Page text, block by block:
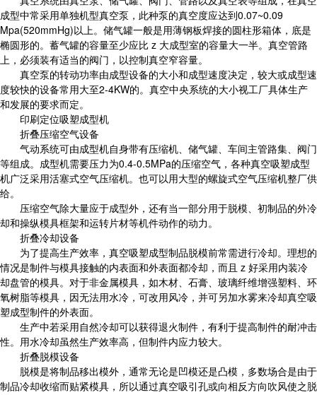
成型中常采用单独机型真空泵，此种泵的真空度应达到0.07~0.09
Mpa(520mmHg)以上。储气罐一般是用薄钢板焊接的圆柱形箱体，底是
椭圆形的。蓄气罐的容量至少应比 z 大成型室的容量大一半。真空管路
上，必须装有适当的阀门，以控制真空窄容量。
真空泵的转动功率由成型设备的大小和成型速度决定，较大或成型速
度较快的设备常用大至2-4KW的。真空中央系统的大小视工厂具体生产
和发展的要求而定。
印刷定位吸塑成型机
折叠压缩空气设备
气动系统可由成型机自身带有压缩机、储气罐、车间主管路集、阀门
等组成。成型机需要压力为0.4-0.5MPa的压缩空气，各种真空吸塑成型
机广泛采用活塞式空气压缩机。也可以用大型的螺旋式空气压缩机整厂供
给。
压缩空气除大量应于成型外，还有当一部分用于脱模、初制品的外冷
却和操纵模具框架和运转片材等机件动作的动力。
折叠冷却设备
为了提高生产效率，真空吸塑成型制品脱模前常需进行冷却。理想的
情况是制件与模具接触的内表面和外表面都冷却，而且 z 好采用内装冷
却盘管的模具。对于非金属模具，如木材、石膏、玻璃纤维增强塑料、环
氧树脂等模具，因无法用水冷，可改用风冷，并可另加水雾来冷却真空吸
塑成型制件的外表面。
生产中若采用自然冷却可以获得退火制件，有利于提高制件的耐冲击
性。用水冷却虽然生产效率高，但制件内应力较大。
折叠脱模设备
脱模是将制品移出模外，通常无论是凹模还是凸模，多数场合是由于
制品冷却收缩而贴紧模具，所以通过真空吸引孔或向相反方向吹风使之脱